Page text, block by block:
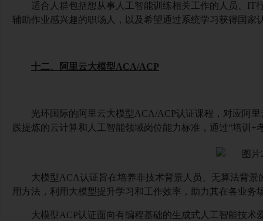
适合人群包括想从事人工智能训练相关工作的人员、 IT
辅助作业感兴趣的职场人，以及希望通过系统学习获得国家
十二、阿里云大模型ACA/ACP
光环国际的阿里云大模型 ACA/ACP认证课程，对应阿
践提炼的云计算和人工智能领域岗位能力标准，通过“培训+
大模型 ACA认证旨在培养非技术背景人员、无算法背
用方法，利用大模型提升学习和工作效率，助力其在各业务
大模型 ACP认证面向有编程基础的生成式人工智能技